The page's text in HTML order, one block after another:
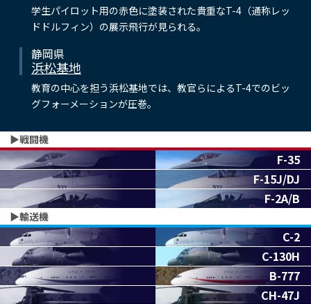
学生パイロット用の赤色に塗装された貴重なT-4（通称レッ
ドドルフィン）の展示飛行が見られる。
静岡県
浜松基地
教育の中心を担う浜松基地では、教官らによるT-4でのビッ
グフォーメーションが圧巻。
▶︎戦闘機
F-35
F-15J/DJ
F-2A/B
▶︎輸送機
C-2
C-130H
B-777
CH-47J